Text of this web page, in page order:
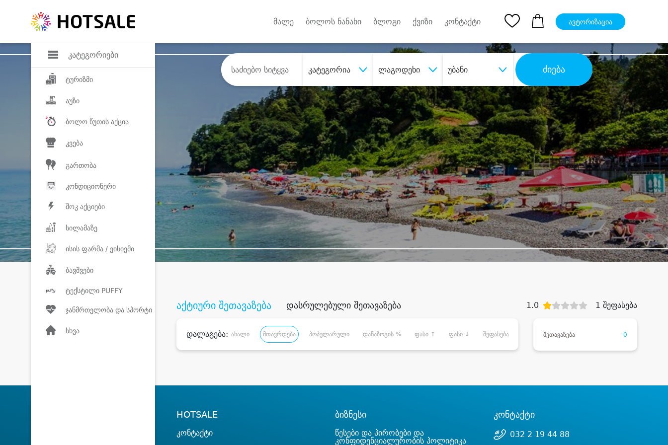
კატეგორიები
ტურიზმი
აუზი
ბოლო წუთის აქცია
კვება
გართობა
კონდიციონერი
შოკ აქციები
სილამაზე
ისის ფარმა / ეისიემი
ბავშვები
ტექსტილი PUFFY
ჯანმრთელობა და სპორტი
სხვა
მალე ბოლოს ნანახი ბლოგი ქვიზი კონტაქტი ავტორიზაცია
კატეგორია ლაგოდეხი უბანი ძიება
შეიძინესასურველი მომსახურებადიდი დანაზოგით
აქტიური შეთავაზება დასრულებული შეთავაზება 1.0 1 შეფასება
დალაგება: ახალი მთავრდება პოპულარული დანაზოგის % ფასი ↑ ფასი ↓ შეფასება შეთავაზება 0
HOTSALE
კონტაქტი
ბიზნესი
წესები და პირობები და
კონფიდენციალურობის პოლიტიკა
კონტაქტი
032 2 19 44 88